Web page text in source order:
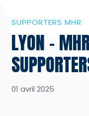
SUPPORTERS MHR
LYON –
01 avril 2025